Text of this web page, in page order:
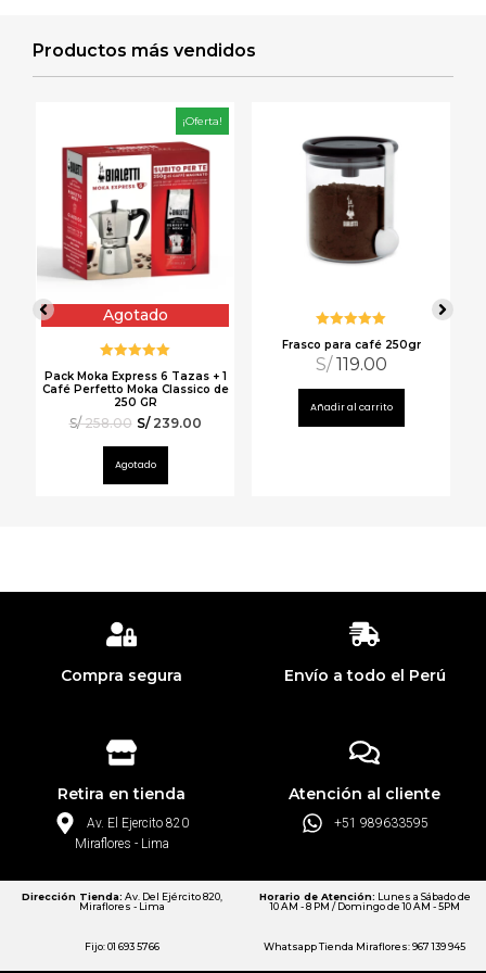
Productos más vendidos
¡Oferta!
Agotado
Pack Moka Express 6 Tazas + 1
Café Perfetto Moka Classico de
250 GR
S/258.00 S/239.00
Agotado
Valorado
con4.98de
5
Frasco para café 250gr
S/119.00
Añadir al carrito
Valorado
con5.00de
5
Compra segura Envío a todo el Perú
Retira en tienda
Av. El Ejercito 820
Miraflores - Lima
Atención al cliente
+51 989633595
Dirección Tienda: Av. Del Ejército 820,
Miraflores - Lima
Horario de Atención: Lunes a Sábado de
10 AM - 8 PM / Domingo de 10 AM - 5PM
Fijo: 01 693 5766 Whatsapp Tienda Miraflores: 967 139 945